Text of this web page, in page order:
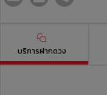
บริการฝากดวง